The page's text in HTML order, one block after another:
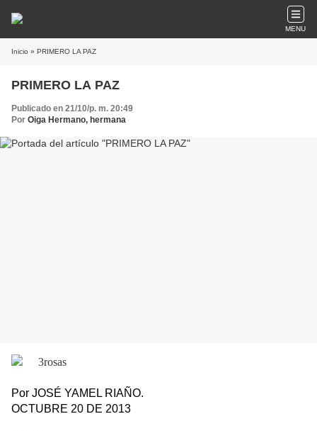
MENU
Inicio » PRIMERO LA PAZ
PRIMERO LA PAZ
Publicado en 21/10/p. m. 20:49
Por Oiga Hermano, hermana
Por JOSÉ YAMEL RIAÑO.
OCTUBRE 20 DE 2013